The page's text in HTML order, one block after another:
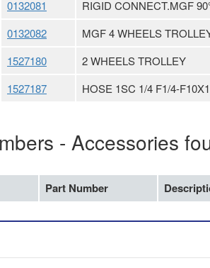
0132081
RIGID CONNECT.MGF
0132082
MGF 4 WHEELS
1527180
2 WHEELS TROLLEY
1527187
HOSE 1SC 1/4 F1/4-
- Accessories
Part Number